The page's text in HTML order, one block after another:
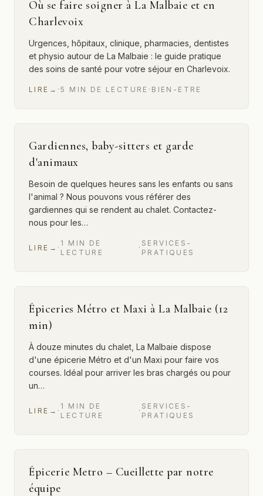
Où se faire soigner à La Malbaie et en
Charlevoix
Urgences, hôpitaux, clinique, pharmacies, dentistes
et physio autour de La Malbaie : le guide pratique
des soins de santé pour votre séjour en Charlevoix.
LIRE → ·5 MIN DE LECTURE · BIEN-ETRE
Gardiennes, baby-sitters et garde
d'animaux
Besoin de quelques heures sans les enfants ou sans
l'animal ? Nous pouvons vous référer des
gardiennes qui se rendent au chalet. Contactez-
nous pour les…
LIRE → ·
1 MIN DE
LECTURE
·
SERVICES-
PRATIQUES
Épiceries Métro et Maxi à La Malbaie (12
min)
À douze minutes du chalet, La Malbaie dispose
d'une épicerie Métro et d'un Maxi pour faire vos
courses. Idéal pour arriver les bras chargés ou pour
un…
LIRE → ·
1 MIN DE
LECTURE
·
SERVICES-
PRATIQUES
Épicerie Metro – Cueillette par notre
équipe